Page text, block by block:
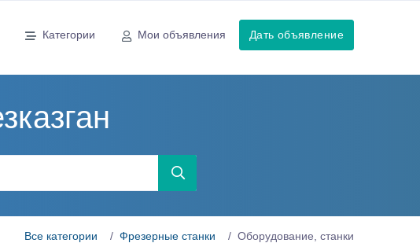
Категории Мои объявления Дать объявление
Все категории Фрезерные станки Оборудование, станки